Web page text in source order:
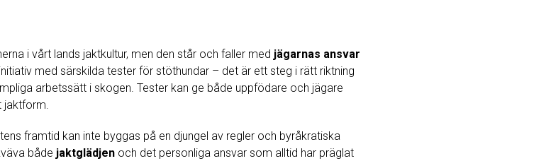
i vårt lands jaktkultur, men den står och faller med jägarnas ansvar
med särskilda tester för stöthundar – det är ett steg i rätt riktning
arbetssätt i skogen. Tester kan ge både uppfödare och jägare
jaktform.
framtid kan inte byggas på en djungel av regler och byråkratiska
både jaktglädjen och det personliga ansvar som alltid har präglat